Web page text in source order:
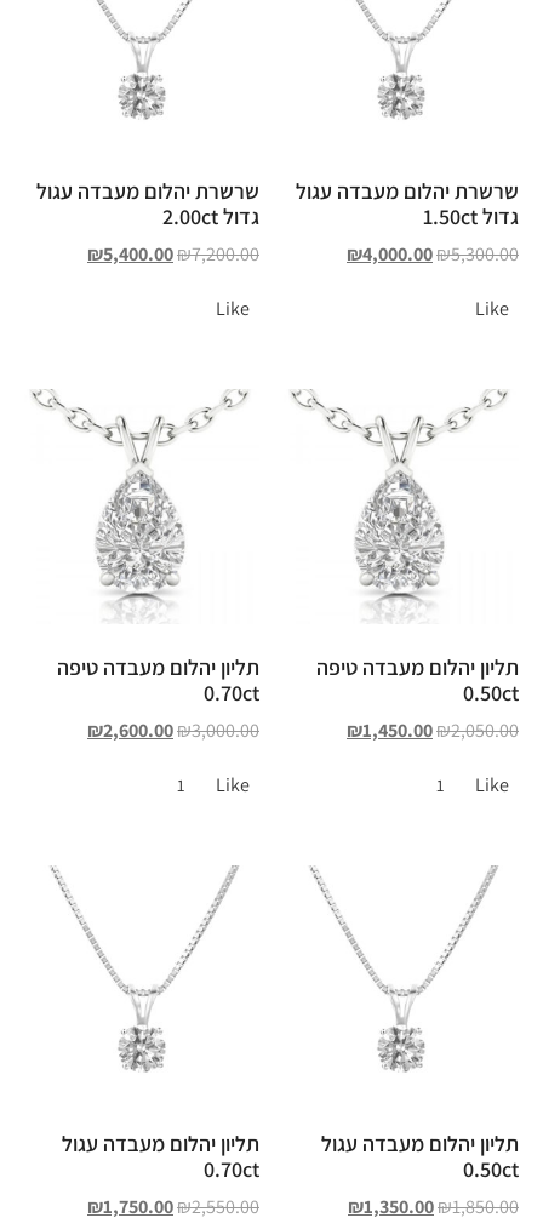
שרשרת יהלום מעבדה עגול
גדול 1.50ct
₪5,300.00
₪4,000.00
Like
שרשרת יהלום מעבדה עגול
גדול 2.00ct
₪7,200.00
₪5,400.00
Like
תליון יהלום מעבדה טיפה
0.50ct
₪2,050.00
₪1,450.00
Like
1
תליון יהלום מעבדה טיפה
0.70ct
₪3,000.00
₪2,600.00
Like
1
תליון יהלום מעבדה עגול
0.50ct
₪1,850.00
₪1,350.00
תליון יהלום מעבדה עגול
0.70ct
₪2,550.00
₪1,750.00